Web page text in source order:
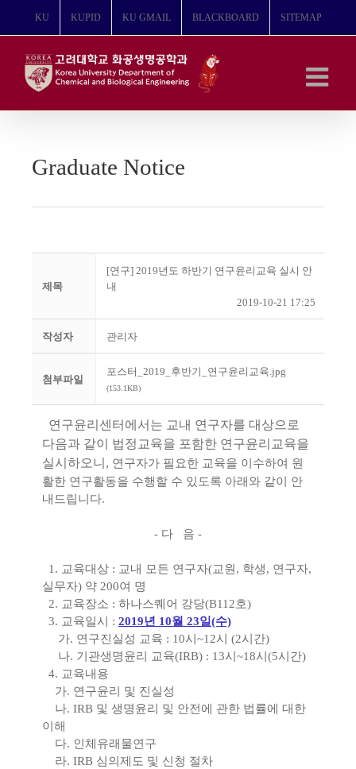
뛰
KU KUPID KU GMAIL BLACKBOARD SITEMAP
Graduate Notice
제목
[연구] 2019년도 하반기 연구윤리교육 실시 안
내
2019-10-21 17:25
작성자 관리자
첨부파일
포스터_2019_후반기_연구윤리교육.jpg
(153.1KB)
연구윤리센터에서는 교내 연구자를 대상으로
다음과 같이 법정교육을 포함한 연구윤리교육을
실시하오니, 연구자가 필요한 교육을 이수하여 원
활한 연구활동을 수행할 수 있도록 아래와 같이 안
내드립니다.
- 다 음 -
1. 교육대상 : 교내 모든 연구자(교원, 학생, 연구자,
실무자) 약 200여 명
2. 교육장소 : 하나스퀘어 강당(B112호)
3. 교육일시 : 2019년 10월 23일(수)
가. 연구진실성 교육 : 10시~12시 (2시간)
나. 기관생명윤리 교육(IRB) : 13시~18시(5시간)
4. 교육내용
가. 연구윤리 및 진실성
나. IRB 및 생명윤리 및 안전에 관한 법률에 대한
이해
다. 인체유래물연구
라. IRB 심의제도 및 신청 절차